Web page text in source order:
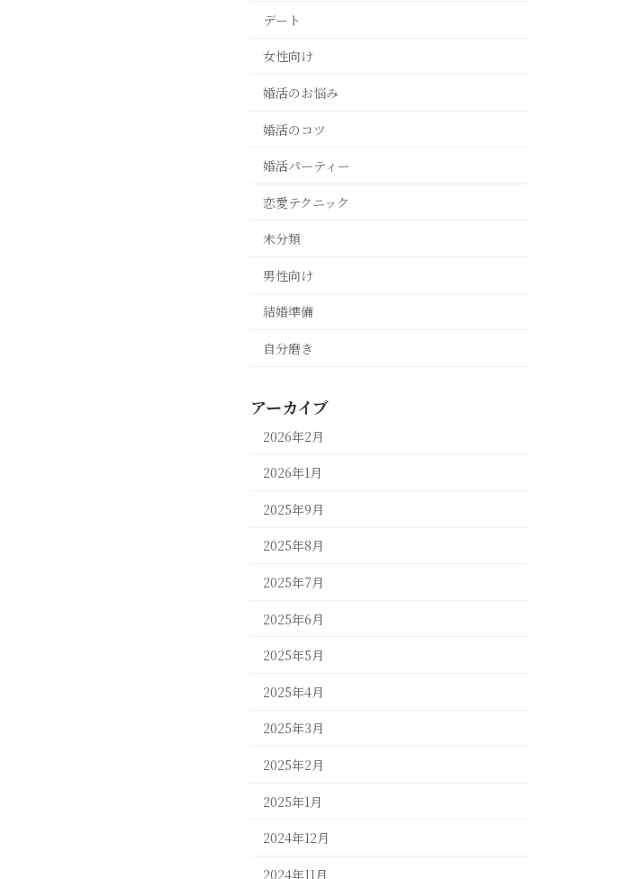
デート
女性向け
婚活のお悩み
婚活のコツ
婚活パーティー
恋愛テクニック
未分類
男性向け
結婚準備
自分磨き
アーカイブ
2026年2月
2026年1月
2025年9月
2025年8月
2025年7月
2025年6月
2025年5月
2025年4月
2025年3月
2025年2月
2025年1月
2024年12月
2024年11月